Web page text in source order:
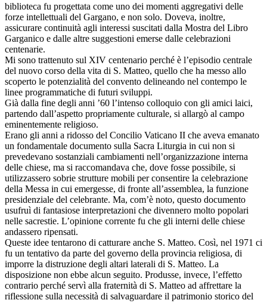
biblioteca fu progettata come uno dei momenti aggregativi delle
forze intellettuali del Gargano, e non solo. Doveva, inoltre,
assicurare continuità agli interessi suscitati dalla Mostra del Libro
Garganico e dalle altre suggestioni emerse dalle celebrazioni
centenarie.
Mi sono trattenuto sul XIV centenario perché è l’episodio centrale
del nuovo corso della vita di S. Matteo, quello che ha messo allo
scoperto le potenzialità del convento delineando nel contempo le
linee programmatiche di futuri sviluppi.
Già dalla fine degli anni ’60 l’intenso colloquio con gli amici laici,
partendo dall’aspetto propriamente culturale, si allargò al campo
eminentemente religioso.
Erano gli anni a ridosso del Concilio Vaticano II che aveva emanato
un fondamentale documento sulla Sacra Liturgia in cui non si
prevedevano sostanziali cambiamenti nell’organizzazione interna
delle chiese, ma si raccomandava che, dove fosse possibile, si
utilizzassero sobrie strutture mobili per consentire la celebrazione
della Messa in cui emergesse, di fronte all’assemblea, la funzione
presidenziale del celebrante. Ma, com’è noto, questo documento
usufruì di fantasiose interpretazioni che divennero molto popolari
nelle sacrestie. L’opinione corrente fu che gli interni delle chiese
andassero ripensati.
Queste idee tentarono di catturare anche S. Matteo. Così, nel 1971 ci
fu un tentativo da parte del governo della provincia religiosa, di
imporre la distruzione degli altari laterali di S. Matteo. La
disposizione non ebbe alcun seguito. Produsse, invece, l’effetto
contrario perché servì alla fraternità di S. Matteo ad affrettare la
riflessione sulla necessità di salvaguardare il patrimonio storico del